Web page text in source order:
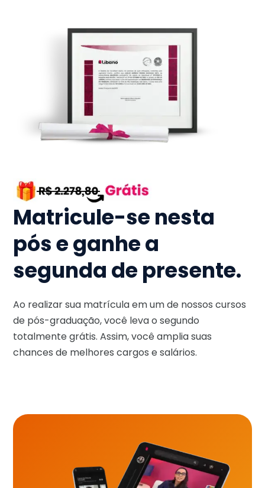
Matricule-se nesta
pós e ganhe a
segunda de presente.
Ao realizar sua matrícula em um de nossos cursos
de pós-graduação, você leva o segundo
totalmente grátis. Assim, você amplia suas
chances de melhores cargos e salários.